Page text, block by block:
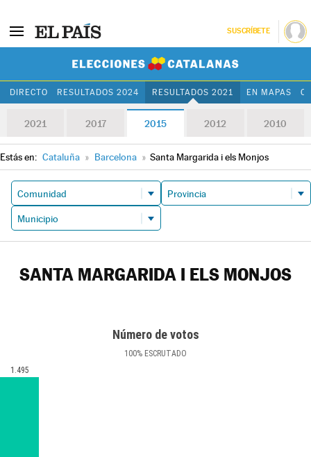
SUSCRÍBETE
DIRECTO RESULTADOS 2024 RESULTADOS 2021 EN MAPAS
2021 2017 2015 2012 2010
Estás en: Cataluña » Barcelona » Santa Margarida i els Monjos
SANTA MARGARIDA I ELS MONJOS
Número de votos
100% ESCRUTADO
1.495